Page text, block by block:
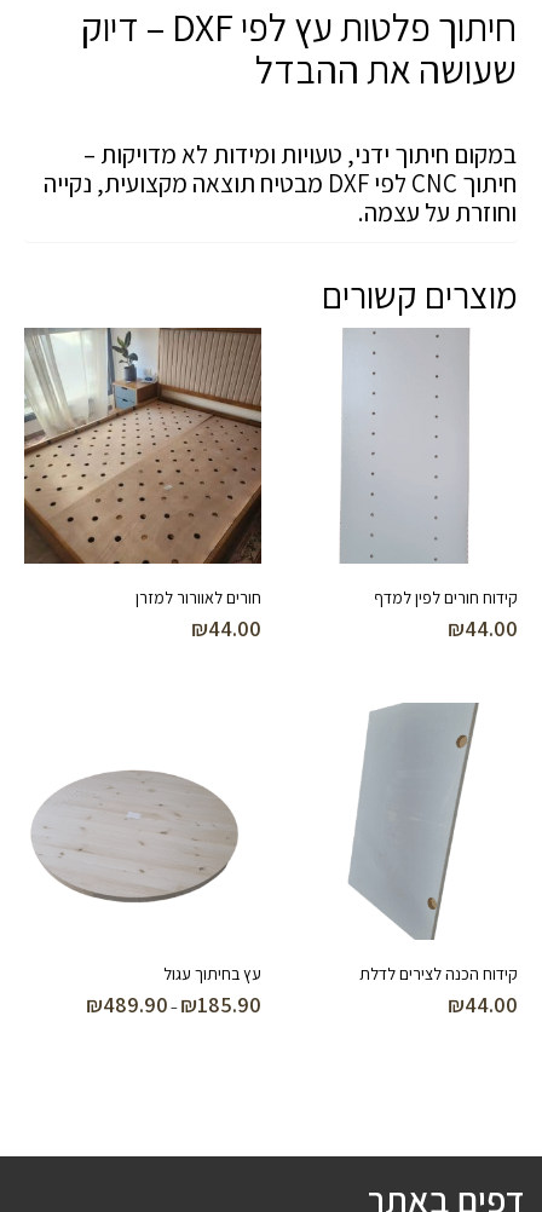
חיתוך פלטות עץ לפי DXF – דיוק
שעושה את ההבדל
במקום חיתוך ידני, טעויות ומידות לא מדויקות –
חיתוך CNC לפי DXF מבטיח תוצאה מקצועית, נקייה
וחוזרת על עצמה.
מוצרים קשורים
קידוח חורים לפין למדף
₪44.00
חורים לאוורור למזרן
₪44.00
קידוח הכנה לצירים לדלת
₪44.00
עץ בחיתוך עגול
₪185.90
–
₪489.90
דפים באתר